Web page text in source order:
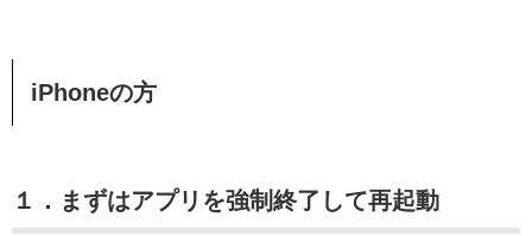
iPhoneの方
１．まずはアプリを強制終了して再起動